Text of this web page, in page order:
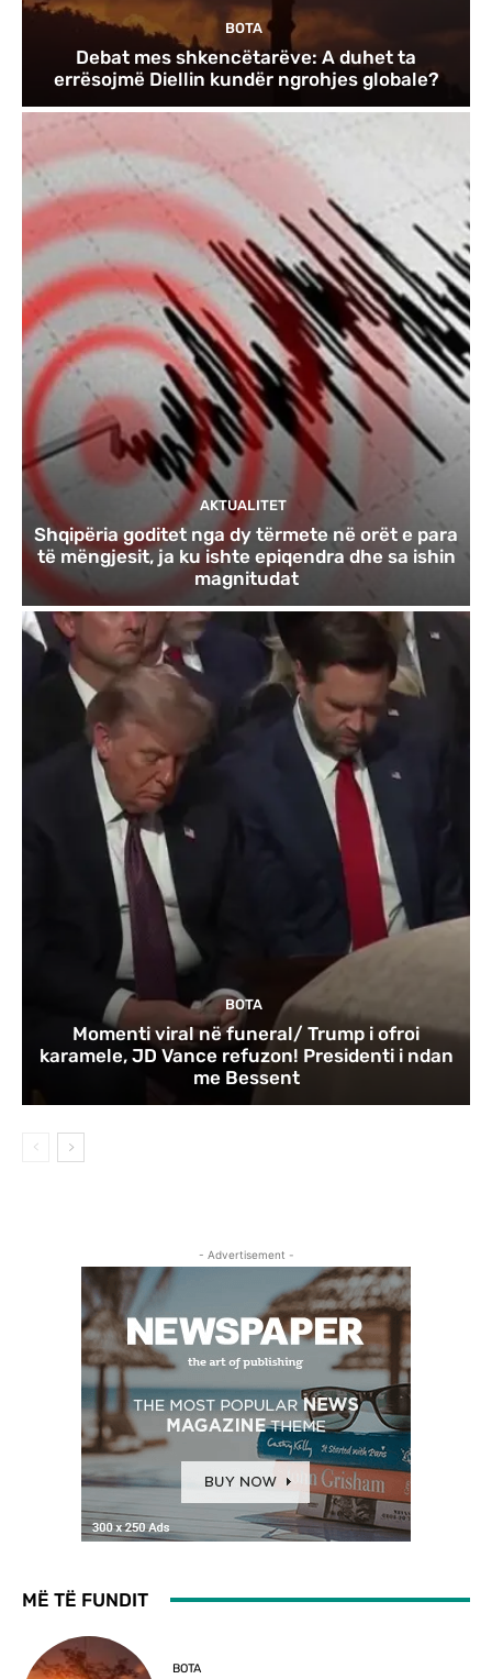
BOTA
Debat mes shkencëtarëve: A duhet ta
errësojmë Diellin kundër ngrohjes globale?
AKTUALITET
Shqipëria goditet nga dy tërmete në orët e para
të mëngjesit, ja ku ishte epiqendra dhe sa ishin
magnitudat
BOTA
Momenti viral në funeral/ Trump i ofroi
karamele, JD Vance refuzon! Presidenti i ndan
me Bessent
- Advertisement -
MË TË FUNDIT
BOTA